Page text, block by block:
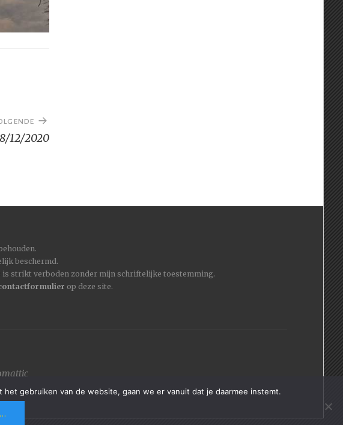
12/2020
beschermd.
is strikt verboden zonder mijn schriftelijke toestemming.
op deze site.
gebruiken van de website, gaan we er vanuit dat je daarmee instemt.